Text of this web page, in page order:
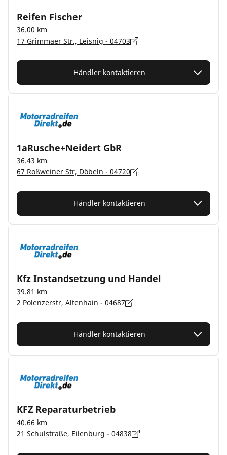
Reifen Fischer
36.00 km
17 Grimmaer Str., Leisnig - 04703
Händler kontaktieren
1aRusche+Neidert GbR
36.43 km
67 Roßweiner Str, Döbeln - 04720
Händler kontaktieren
Kfz Instandsetzung und Handel
39.81 km
2 Polenzerstr, Altenhain - 04687
Händler kontaktieren
KFZ Reparaturbetrieb
40.66 km
21 Schulstraße, Eilenburg - 04838